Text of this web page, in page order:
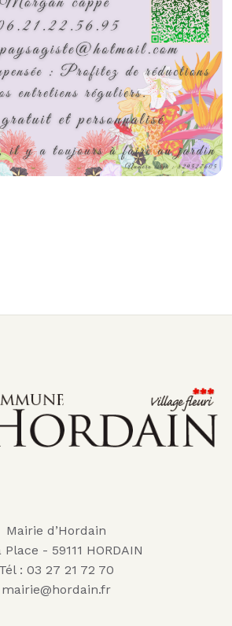
Mairie d’Hordain
Place - 59111 HORDAIN
Tél : 03 27 21 72 70
mairie@hordain.fr